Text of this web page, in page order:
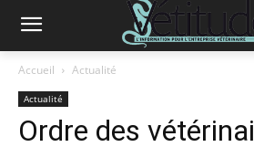
Accueil Actualité
Actualité
Ordre des